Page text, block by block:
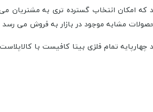
سانتی متر به فروش می رسد که امکان انتخاب گسترده
مشابه موجود در بازار به فروش می
چهارپایه تمام فلزی بیتا کافیست با